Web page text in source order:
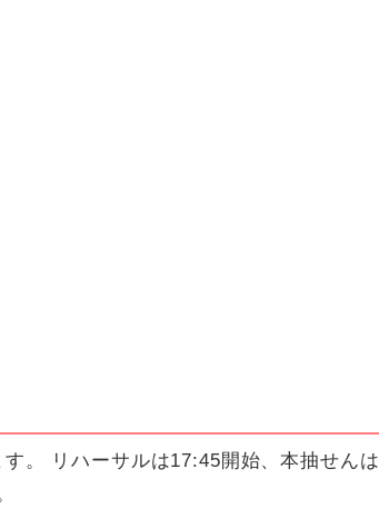
。 リハーサルは17:45開始、本抽せんは